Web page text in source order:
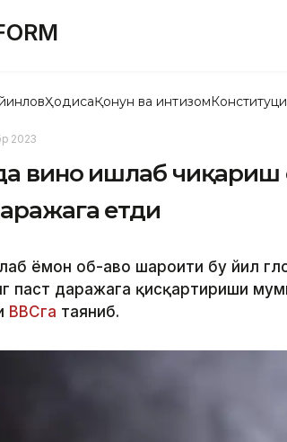
ҲодисаҚонун ва интизом
2023
вино ишлаб чиқариш
етди
ёмон об-ҳаво шароити бу йил
паст даражага қисқартириши
BBCга таяниб.